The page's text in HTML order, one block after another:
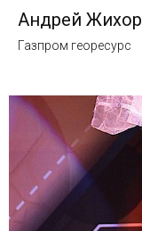
Андрей Жихор
Газпром георесурс